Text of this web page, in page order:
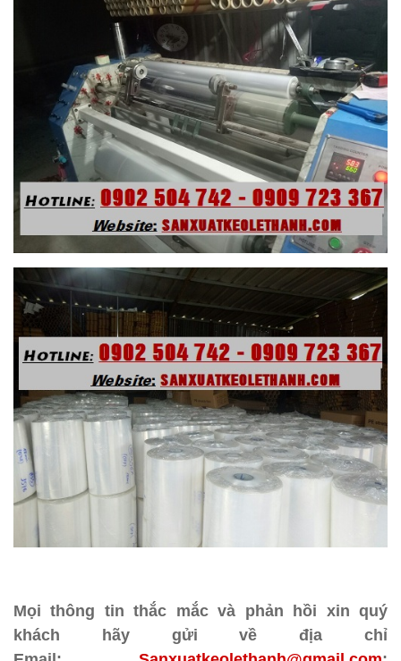
Mọi thông tin thắc mắc và phản hồi xin quý
khách hãy gửi về địa chỉ